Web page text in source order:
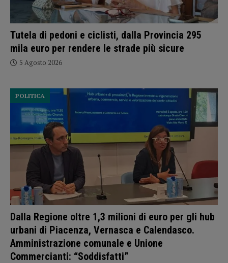
Tutela di pedoni e ciclisti, dalla Provincia 295
mila euro per rendere le strade più sicure
5 Agosto 2026
Dalla Regione oltre 1,3 milioni di euro per gli hub
urbani di Piacenza, Vernasca e Calendasco.
Amministrazione comunale e Unione
Commercianti: “Soddisfatti”
POLITICA